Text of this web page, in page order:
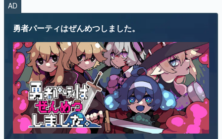
AD
勇者パーティはぜんめつしました。